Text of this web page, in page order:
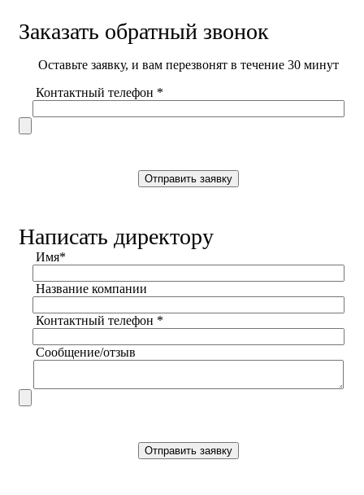
Заказать обратный звонок
Оставьте заявку, и вам перезвонят в течение 30 минут
Контактный телефон *
Написать директору
Имя*
Название компании
Контактный телефон *
Сообщение/отзыв